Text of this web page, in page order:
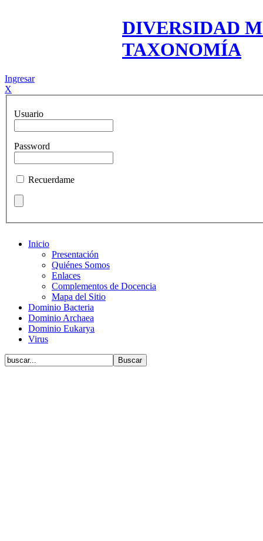
DIVERSIDAD
TAXONOMÍA
Ingresar
X
Usuario
Password
Recuerdame
Inicio
Presentación
Quiénes Somos
Enlaces
Complementos de Docencia
Mapa del Sitio
Dominio Bacteria
Dominio Archaea
Dominio Eukarya
Virus